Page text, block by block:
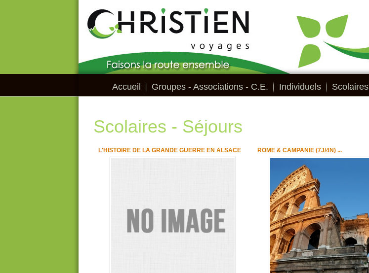
Accueil Groupes - Associations - C.E. Individuels Scolaires
Scolaires - Séjours
L'HISTOIRE DE LA GRANDE GUERRE EN ALSACE ROME & CAMPANIE (7J/4N) ...